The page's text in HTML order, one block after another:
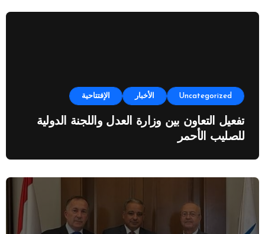
Uncategorized الأخبار الإفتتاحية
تفعيل التعاون بين وزارة العدل واللجنة الدولية
للصليب الأحمر